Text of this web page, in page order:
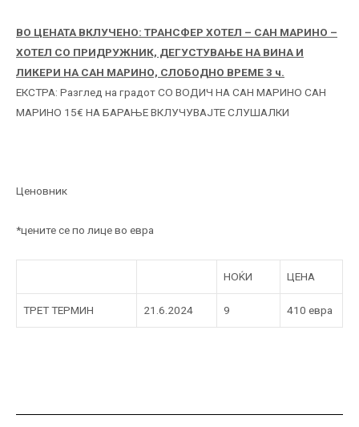
ВО ЦЕНАТА ВКЛУЧЕНО: ТРАНСФЕР ХОТЕЛ – САН МАРИНО –
ХОТЕЛ СО ПРИДРУЖНИК, ДЕГУСТУВАЊЕ НА ВИНА И
ЛИКЕРИ НА САН МАРИНО, СЛОБОДНО ВРЕМЕ 3 ч.
ЕКСТРА: Разглед на градот СО ВОДИЧ НА САН МАРИНО САН
МАРИНО 15€ НА БАРАЊЕ ВКЛУЧУВАЈТЕ СЛУШАЛКИ
Ценовник
*цените се по лице во евра
НОЌИ ЦЕНА
ТРЕТ ТЕРМИН 21.6.2024 9 410 евра